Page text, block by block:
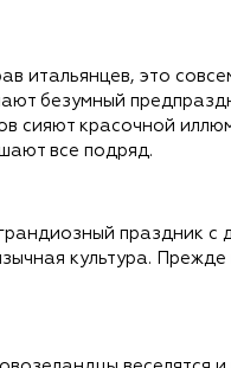
итальянцев, это
безумный
сияют красочной
все подряд.
праздник с
культура.